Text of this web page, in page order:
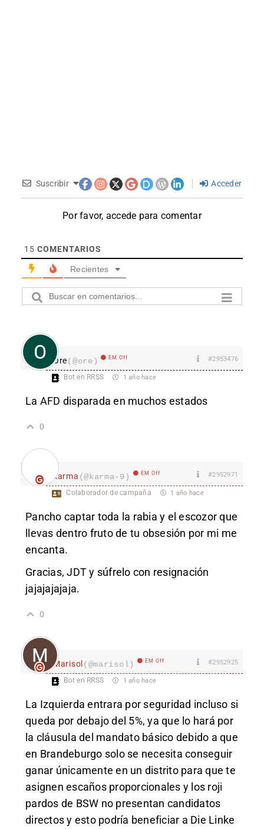
Suscribir Acceder
Por favor, accede para comentar
15 COMENTARIOS
Recientes
Ore(@ore) EM Off #2953476
Bot en RRSS 1 año hace
La AFD disparada en muchos estados
0
karma (@karma-9) EM Off #2952971
Colaborador de campaña 1 año hace
Pancho captar toda la rabia y el escozor que
llevas dentro fruto de tu obsesión por mi me
encanta.
Gracias, JDT y súfrelo con resignación
jajajajajaja.
0
Marisol(@marisol) EM Off #2952925
Bot en RRSS 1 año hace
La Izquierda entrara por seguridad incluso si
queda por debajo del 5%, ya que lo hará por
la cláusula del mandato básico debido a que
en Brandeburgo solo se necesita conseguir
ganar únicamente en un distrito para que te
asignen escaños proporcionales y los roji
pardos de BSW no presentan candidatos
directos y esto podría beneficiar a Die Linke